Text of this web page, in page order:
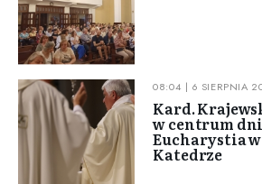
08:04 | 6 SIERPNIA
Kard.
w centrum
Eucharystia w
Katedrze